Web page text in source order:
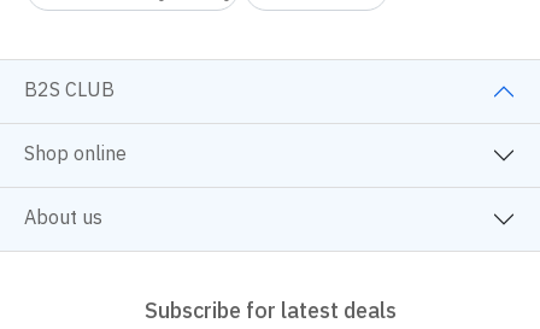
Education Toy
Tutor
Self Development
หนังสือจิตวิทยา
ครอบครัวและเด็ก
นิยายวาย
หนังสือและการ์ตูนความรู้
BackToSchool
B2S CLUB